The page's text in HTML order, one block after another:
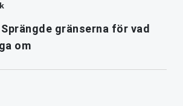
Sprängde gränserna för vad
om